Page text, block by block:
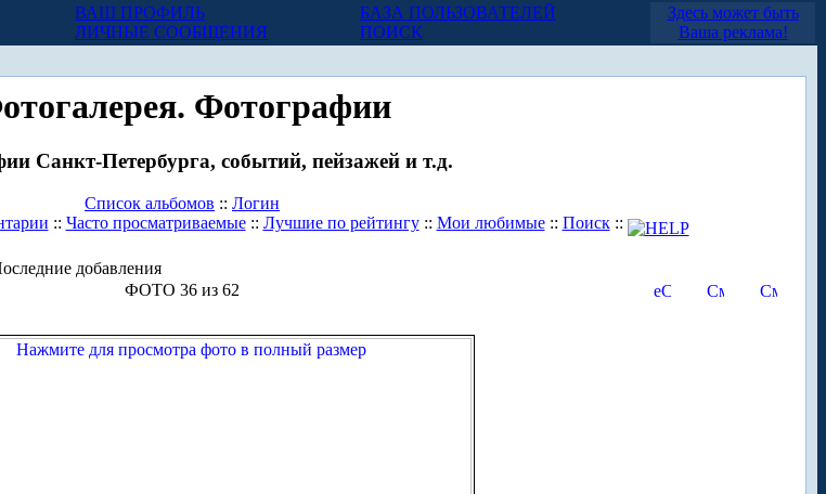
ВАШ ПРОФИЛЬ
ЛИЧНЫЕ СООБЩЕНИЯ
БАЗА ПОЛЬЗОВАТЕЛЕЙ
ПОИСК
Здесь может быть
Ваша реклама!
Фотографии
Санкт-Петербурга, событий, пейзажей и т.д.
Список альбомов :: Логин
:: Часто просматриваемые:: Лучшие по рейтингу:: Мои любимые:: Поиск::
добавления
ФОТО 36 из 62